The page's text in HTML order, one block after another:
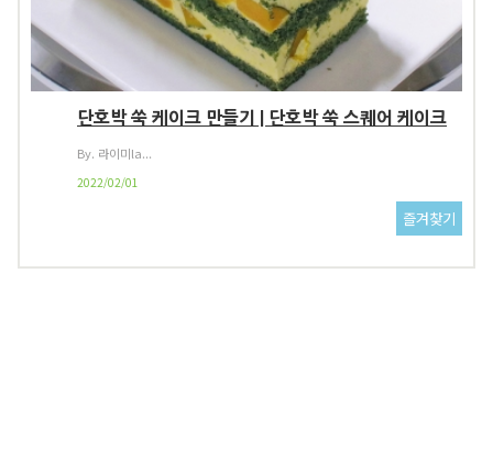
단호박 쑥 케이크 만들기 | 단호박 쑥 스퀘어 케이크
By. 라이미la...
2022/02/01